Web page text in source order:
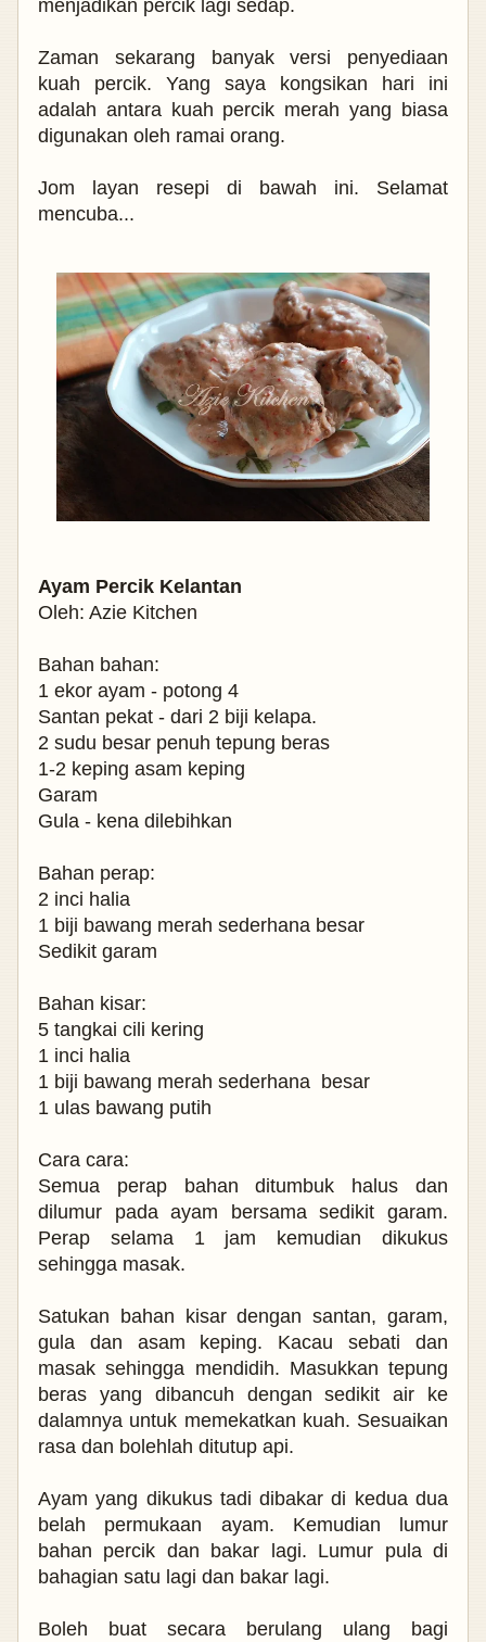
menjadikan percik lagi sedap.
Zaman sekarang banyak versi penyediaan
kuah percik. Yang saya kongsikan hari ini
adalah antara kuah percik merah yang biasa
digunakan oleh ramai orang.
Jom layan resepi di bawah ini. Selamat
mencuba...
Ayam Percik Kelantan
Oleh: Azie Kitchen
Bahan bahan:
1 ekor ayam - potong 4
Santan pekat - dari 2 biji kelapa.
2 sudu besar penuh tepung beras
1-2 keping asam keping
Garam
Gula - kena dilebihkan
Bahan perap:
2 inci halia
1 biji bawang merah sederhana besar
Sedikit garam
Bahan kisar:
5 tangkai cili kering
1 inci halia
1 biji bawang merah sederhana besar
1 ulas bawang putih
Cara cara:
Semua perap bahan ditumbuk halus dan
dilumur pada ayam bersama sedikit garam.
Perap selama 1 jam kemudian dikukus
sehingga masak.
Satukan bahan kisar dengan santan, garam,
gula dan asam keping. Kacau sebati dan
masak sehingga mendidih. Masukkan tepung
beras yang dibancuh dengan sedikit air ke
dalamnya untuk memekatkan kuah. Sesuaikan
rasa dan bolehlah ditutup api.
Ayam yang dikukus tadi dibakar di kedua dua
belah permukaan ayam. Kemudian lumur
bahan percik dan bakar lagi. Lumur pula di
bahagian satu lagi dan bakar lagi.
Boleh buat secara berulang ulang bagi